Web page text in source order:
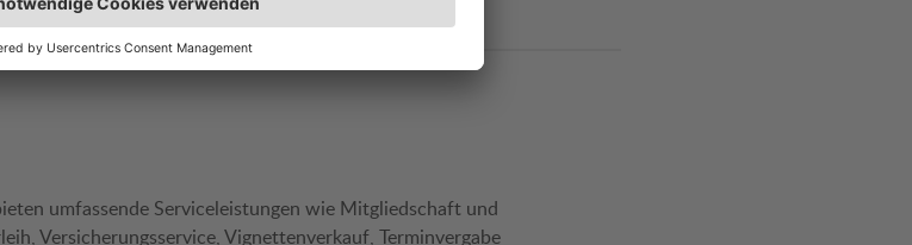
umfassende Serviceleistungen wie Mitgliedschaft und
Versicherungsservice, Vignettenverkauf, Terminvergabe